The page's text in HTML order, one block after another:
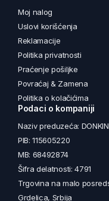
Moj nalog
Uslovi korišćenja
Reklamacije
Politika privatnosti
Praćenje pošiljke
Povraćaj & Zamena
Politika o kolačićima
Podaci o kompaniji
Naziv preduzeća: DONKIN
PIB: 115605220
MB: 68492874
Šifra delatnosti: 4791
Trgovina na malo
Grdelica, Srbija